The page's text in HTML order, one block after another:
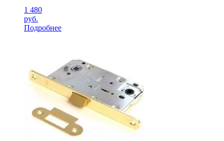
1 480
руб.
Подробнее